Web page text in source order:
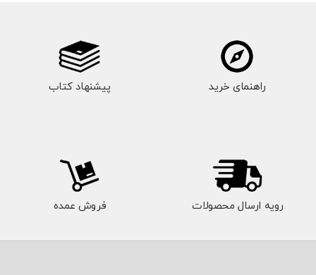
راهنمای خرید پیشنهاد کتاب
رویه ارسال محصولات فروش عمده